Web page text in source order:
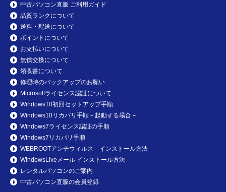
中古パソコン直販 ご利用ガイド
品質ランクについて
送料・配送について
ポイントについて
お支払いについて
無償交換について
領収書について
修理時のバックアップのお願い
Microsoftライセンス認証について
Windows10初回セットアップ手順
Windows10リカバリ手順－起動する場合－
Windows7ライセンス認証の手順
Windows7リカバリ手順
WEBROOTアンチウィルス インストール方法
WindowsLiveメール インストール方法
レンタルパソコンのご案内
中古パソコン直販の会員登録